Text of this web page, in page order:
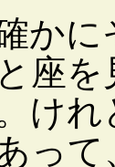
かに
座
けれ
って